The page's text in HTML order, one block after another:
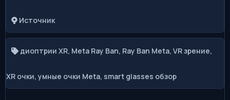
Источник
диоптрии XR, Meta Ray Ban, Ray Ban Meta, VR зрение,
XR очки, умные очки Meta, smart glasses обзор